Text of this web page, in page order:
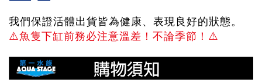
我們保證活體出貨皆為健康、表現良好的狀態。
⚠️魚隻下缸前務必注意溫差！不論季節！ ⚠️